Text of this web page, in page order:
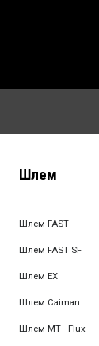
Шлем
Шлем FAST
Шлем FAST SF
Шлем EX
Шлем Caiman
Шлем MT - Flux